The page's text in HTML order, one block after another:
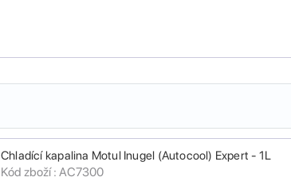
Chladící kapalina Motul Inugel (Autocool) Expert - 1L
Kód zboží : AC7300